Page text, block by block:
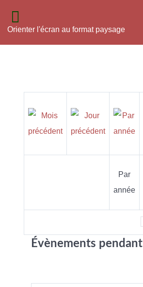
Orienter l'écran au format paysage
Par
année
Évènements pendant